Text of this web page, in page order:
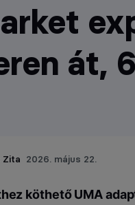
át,
Zita 2026. május 22.
köthető UMA